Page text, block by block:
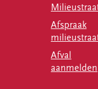
Afspraak
Afval
aanmelden